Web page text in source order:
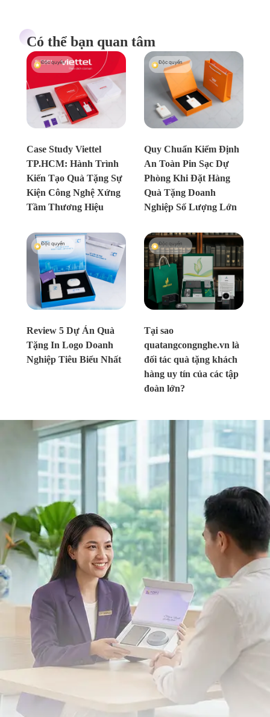
Có thể bạn quan tâm
Case Study Viettel
TP.HCM: Hành Trình
Kiến Tạo Quà Tặng Sự
Kiện Công Nghệ Xứng
Tầm Thương Hiệu
Độc quyền
Quy Chuẩn Kiểm Định
An Toàn Pin Sạc Dự
Phòng Khi Đặt Hàng
Quà Tặng Doanh
Nghiệp Số Lượng Lớn
Độc quyền
Review 5 Dự Án Quà
Tặng In Logo Doanh
Nghiệp Tiêu Biểu Nhất
Độc quyền
Tại sao
quatangcongnghe.vn là
đối tác quà tặng khách
hàng uy tín của các tập
đoàn lớn?
Độc quyền